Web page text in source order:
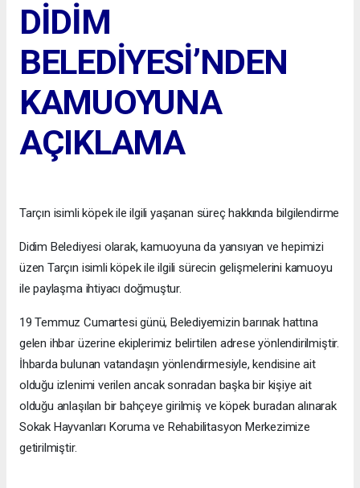
DİDİM
BELEDİYESİ’NDEN
KAMUOYUNA
AÇIKLAMA
Tarçın isimli köpek ile ilgili yaşanan süreç hakkında bilgilendirme
Didim Belediyesi olarak, kamuoyuna da yansıyan ve hepimizi
üzen Tarçın isimli köpek ile ilgili sürecin gelişmelerini kamuoyu
ile paylaşma ihtiyacı doğmuştur.
19 Temmuz Cumartesi günü, Belediyemizin barınak hattına
gelen ihbar üzerine ekiplerimiz belirtilen adrese yönlendirilmiştir.
İhbarda bulunan vatandaşın yönlendirmesiyle, kendisine ait
olduğu izlenimi verilen ancak sonradan başka bir kişiye ait
olduğu anlaşılan bir bahçeye girilmiş ve köpek buradan alınarak
Sokak Hayvanları Koruma ve Rehabilitasyon Merkezimize
getirilmiştir.